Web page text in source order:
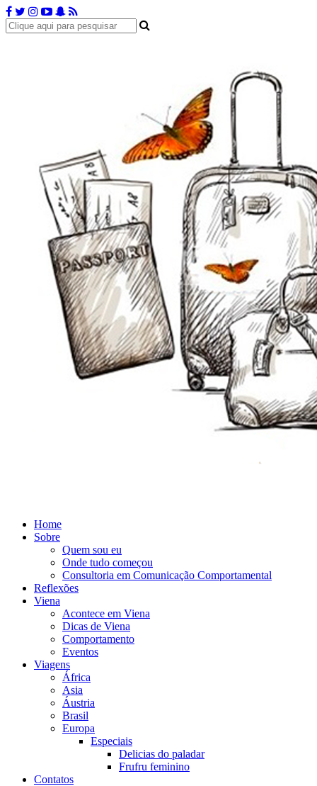
Home
Sobre
Quem sou eu
Onde tudo começou
Consultoria em Comunicação Comportamental
Reflexões
Viena
Acontece em Viena
Dicas de Viena
Comportamento
Eventos
Viagens
África
Asia
Áustria
Brasil
Europa
Especiais
Delicias do paladar
Frufru feminino
Contatos